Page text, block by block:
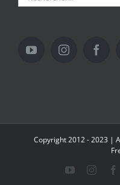
Copyright 2012 - 2023 |
YouTube